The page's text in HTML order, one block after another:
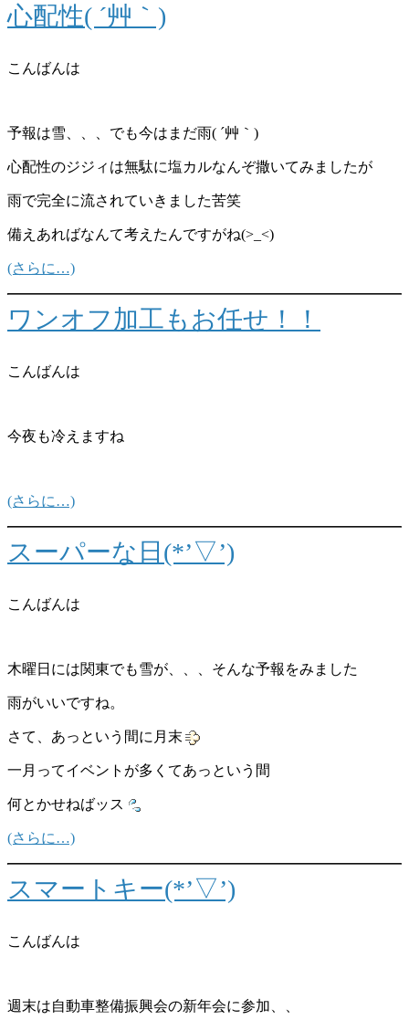
心配性( ´艸｀)
こんばんは
予報は雪、、、でも今はまだ雨( ´艸｀)
心配性のジジィは無駄に塩カルなんぞ撒いてみましたが
雨で完全に流されていきました苦笑
備えあればなんて考えたんですがね(>_<)
(さらに…)
ワンオフ加工もお任せ！！
こんばんは
今夜も冷えますね
(さらに…)
スーパーな日(*’▽’)
こんばんは
木曜日には関東でも雪が、、、そんな予報をみました
雨がいいですね。
さて、あっという間に月末
一月ってイベントが多くてあっという間
何とかせねばッス
(さらに…)
スマートキー(*’▽’)
こんばんは
週末は自動車整備振興会の新年会に参加、、